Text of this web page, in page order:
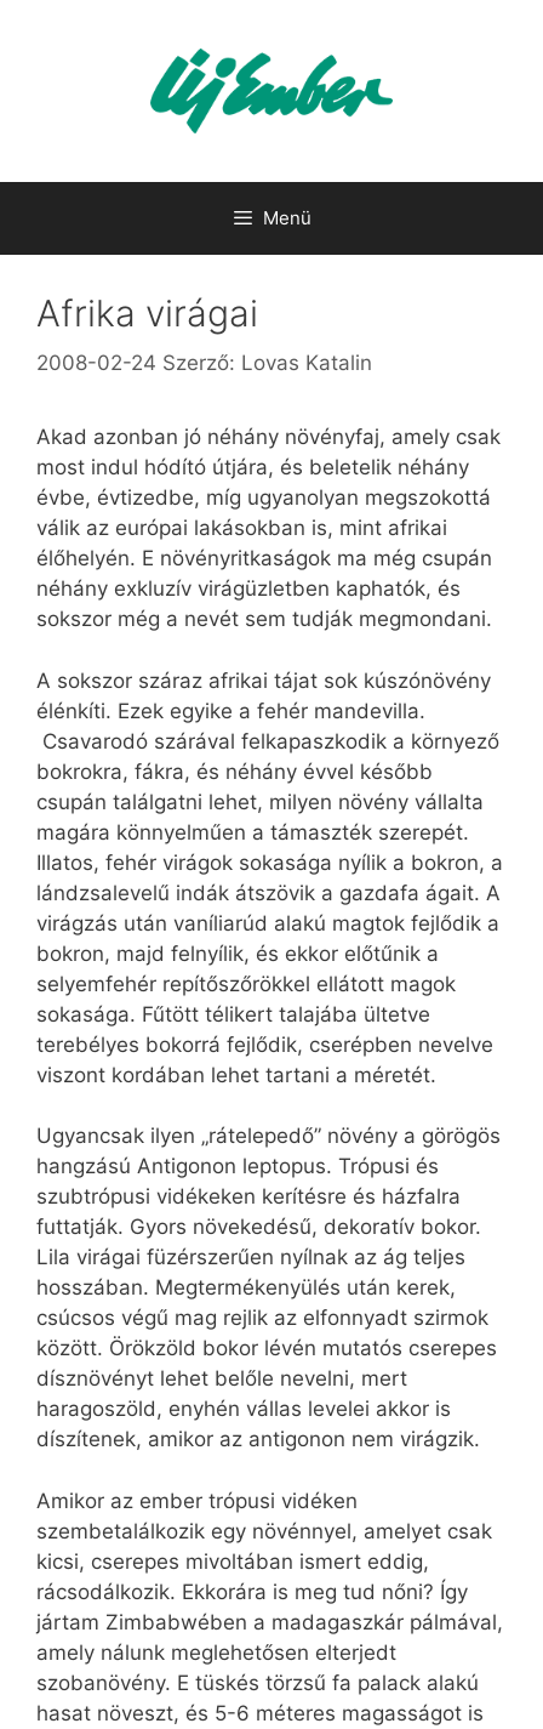
Menü
Afrika virágai
2008-02-24 Szerző: Lovas Katalin
Akad azonban jó néhány növényfaj, amely csak
most indul hódító útjára, és beletelik néhány
évbe, évtizedbe, míg ugyanolyan megszokottá
válik az európai lakásokban is, mint afrikai
élőhelyén. E növényritkaságok ma még csupán
néhány exkluzív virágüzletben kaphatók, és
sokszor még a nevét sem tudják megmondani.
A sokszor száraz afrikai tájat sok kúszónövény
élénkíti. Ezek egyike a fehér mandevilla.
Csavarodó szárával felkapaszkodik a környező
bokrokra, fákra, és néhány évvel később
csupán találgatni lehet, milyen növény vállalta
magára könnyelműen a támaszték szerepét.
Illatos, fehér virágok sokasága nyílik a bokron, a
lándzsalevelű indák átszövik a gazdafa ágait. A
virágzás után vaníliarúd alakú magtok fejlődik a
bokron, majd felnyílik, és ekkor előtűnik a
selyemfehér repítőszőrökkel ellátott magok
sokasága. Fűtött télikert talajába ültetve
terebélyes bokorrá fejlődik, cserépben nevelve
viszont kordában lehet tartani a méretét.
Ugyancsak ilyen „rátelepedő” növény a görögös
hangzású Antigonon leptopus. Trópusi és
szubtrópusi vidékeken kerítésre és házfalra
futtatják. Gyors növekedésű, dekoratív bokor.
Lila virágai füzérszerűen nyílnak az ág teljes
hosszában. Megtermékenyülés után kerek,
csúcsos végű mag rejlik az elfonnyadt szirmok
között. Örökzöld bokor lévén mutatós cserepes
dísznövényt lehet belőle nevelni, mert
haragoszöld, enyhén vállas levelei akkor is
díszítenek, amikor az antigonon nem virágzik.
Amikor az ember trópusi vidéken
szembetalálkozik egy növénnyel, amelyet csak
kicsi, cserepes mivoltában ismert eddig,
rácsodálkozik. Ekkorára is meg tud nőni? Így
jártam Zimbabwében a madagaszkár pálmával,
amely nálunk meglehetősen elterjedt
szobanövény. E tüskés törzsű fa palack alakú
hasat növeszt, és 5-6 méteres magasságot is